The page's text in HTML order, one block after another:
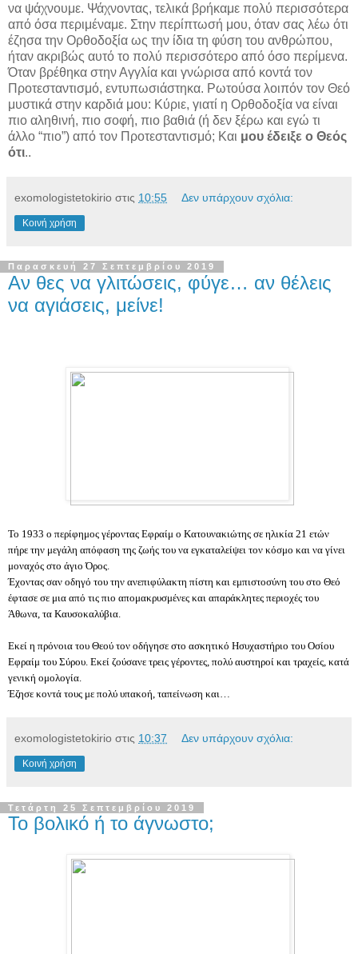
να ψάχνουμε. Ψάχνοντας, τελικά βρήκαμε πολύ περισσότερα
από όσα περιμέναμε. Στην περίπτωσή μου, όταν σας λέω ότι
έζησα την Ορθοδοξία ως την ίδια τη φύση του ανθρώπου,
ήταν ακριβώς αυτό το πολύ περισσότερο από όσο περίμενα.
Όταν βρέθηκα στην Αγγλία και γνώρισα από κοντά τον
Προτεσταντισμό, εντυπωσιάστηκα. Ρωτούσα λοιπόν τον Θεό
μυστικά στην καρδιά μου: Κύριε, γιατί η Ορθοδοξία να είναι
πιο αληθινή, πιο σοφή, πιο βαθιά (ή δεν ξέρω και εγώ τι
άλλο “πιο”) από τον Προτεσταντισμό; Και μου έδειξε ο Θεός
ότι..
exomologistetokirio στις 10:55 Δεν υπάρχουν σχόλια:
Κοινή χρήση
Παρασκευή 27 Σεπτεμβρίου 2019
Αν θες να γλιτώσεις, φύγε… αν θέλεις
να αγιάσεις, μείνε!
Το 1933 ο περίφημος γέροντας Εφραίμ ο Κατουνακιώτης σε ηλικία 21 ετών
πήρε την μεγάλη απόφαση της ζωής του να εγκαταλείψει τον κόσμο και να γίνει
μοναχός στο άγιο Όρος.
Έχοντας σαν οδηγό του την ανεπιφύλακτη πίστη και εμπιστοσύνη του στο Θεό
έφτασε σε μια από τις πιο απομακρυσμένες και απαράκλητες περιοχές του
Άθωνα, τα Καυσοκαλύβια.
Εκεί η πρόνοια του Θεού τον οδήγησε στο ασκητικό Ησυχαστήριο του Οσίου
Εφραίμ του Σύρου. Εκεί ζούσανε τρεις γέροντες, πολύ αυστηροί και τραχείς, κατά
γενική ομολογία.
Έζησε κοντά τους με πολύ υπακοή, ταπείνωση και…
exomologistetokirio στις 10:37 Δεν υπάρχουν σχόλια:
Κοινή χρήση
Τετάρτη 25 Σεπτεμβρίου 2019
Το βολικό ή το άγνωστο;